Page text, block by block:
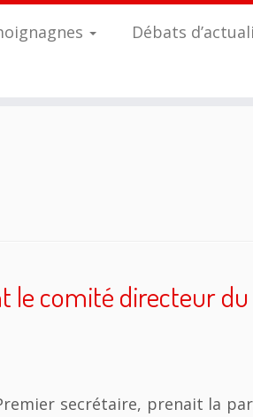
Débats
le comité directeur
secrétaire, prenait la